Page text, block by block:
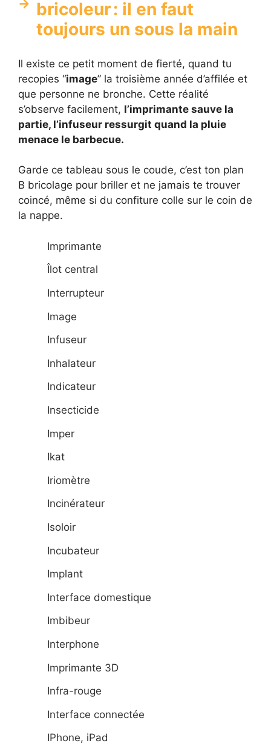
bricoleur : il en faut
toujours un sous la main
Il existe ce petit moment de fierté, quand tu
recopies “image” la troisième année d’affilée et
que personne ne bronche. Cette réalité
s’observe facilement, l’imprimante sauve la
partie, l’infuseur ressurgit quand la pluie
menace le barbecue.
Garde ce tableau sous le coude, c’est ton plan
B bricolage pour briller et ne jamais te trouver
coincé, même si du confiture colle sur le coin de
la nappe.
Imprimante
Îlot central
Interrupteur
Image
Infuseur
Inhalateur
Indicateur
Insecticide
Imper
Ikat
Iriomètre
Incinérateur
Isoloir
Incubateur
Implant
Interface domestique
Imbibeur
Interphone
Imprimante 3D
Infra-rouge
Interface connectée
IPhone, iPad